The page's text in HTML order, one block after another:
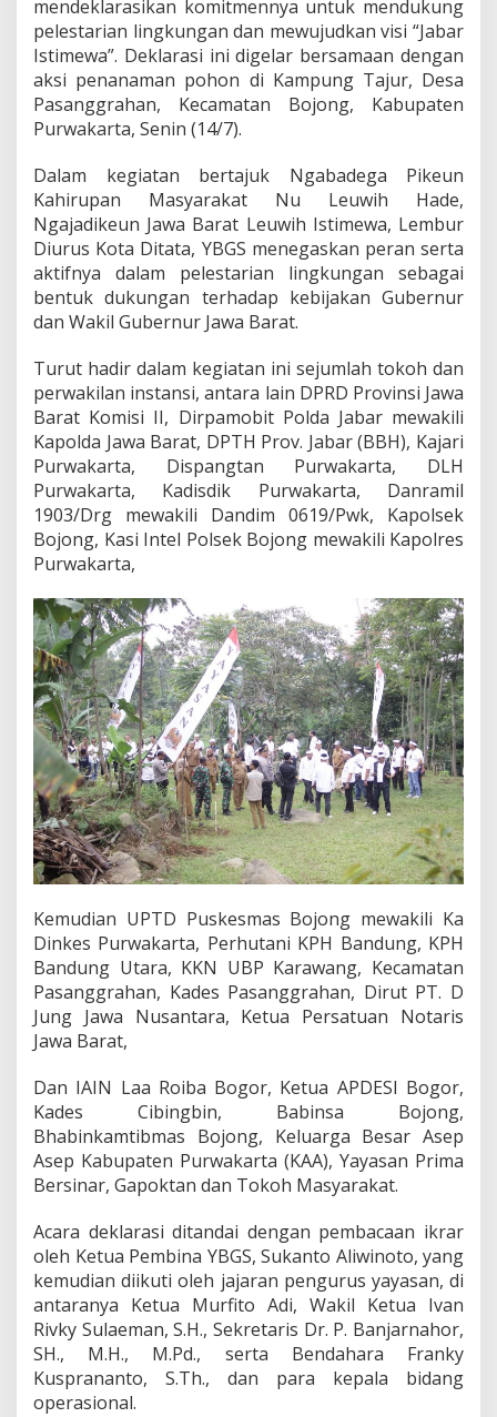
k
a
K
o
m
i
e
n
u
n
u
k
J
b
a
r
I
s
t
i
m
e
w
mendeklarasikan komitmennya untuk mendukung
pelestarian lingkungan dan mewujudkan visi “Jabar
Istimewa”. Deklarasi ini digelar bersamaan dengan
aksi penanaman pohon di Kampung Tajur, Desa
Pasanggrahan, Kecamatan Bojong, Kabupaten
Purwakarta, Senin (14/7).
Dalam kegiatan bertajuk Ngabadega Pikeun
Kahirupan Masyarakat Nu Leuwih Hade,
Ngajadikeun Jawa Barat Leuwih Istimewa, Lembur
Diurus Kota Ditata, YBGS menegaskan peran serta
aktifnya dalam pelestarian lingkungan sebagai
bentuk dukungan terhadap kebijakan Gubernur
dan Wakil Gubernur Jawa Barat.
Turut hadir dalam kegiatan ini sejumlah tokoh dan
perwakilan instansi, antara lain DPRD Provinsi Jawa
Barat Komisi II, Dirpamobit Polda Jabar mewakili
Kapolda Jawa Barat, DPTH Prov. Jabar (BBH), Kajari
Purwakarta, Dispangtan Purwakarta, DLH
Purwakarta, Kadisdik Purwakarta, Danramil
1903/Drg mewakili Dandim 0619/Pwk, Kapolsek
Bojong, Kasi Intel Polsek Bojong mewakili Kapolres
Purwakarta,
Kemudian UPTD Puskesmas Bojong mewakili Ka
Dinkes Purwakarta, Perhutani KPH Bandung, KPH
Bandung Utara, KKN UBP Karawang, Kecamatan
Pasanggrahan, Kades Pasanggrahan, Dirut PT. D
Jung Jawa Nusantara, Ketua Persatuan Notaris
Jawa Barat,
Dan IAIN Laa Roiba Bogor, Ketua APDESI Bogor,
Kades Cibingbin, Babinsa Bojong,
Bhabinkamtibmas Bojong, Keluarga Besar Asep
Asep Kabupaten Purwakarta (KAA), Yayasan Prima
Bersinar, Gapoktan dan Tokoh Masyarakat.
Acara deklarasi ditandai dengan pembacaan ikrar
oleh Ketua Pembina YBGS, Sukanto Aliwinoto, yang
kemudian diikuti oleh jajaran pengurus yayasan, di
antaranya Ketua Murfito Adi, Wakil Ketua Ivan
Rivky Sulaeman, S.H., Sekretaris Dr. P. Banjarnahor,
SH., M.H., M.Pd., serta Bendahara Franky
Kusprananto, S.Th., dan para kepala bidang
operasional.